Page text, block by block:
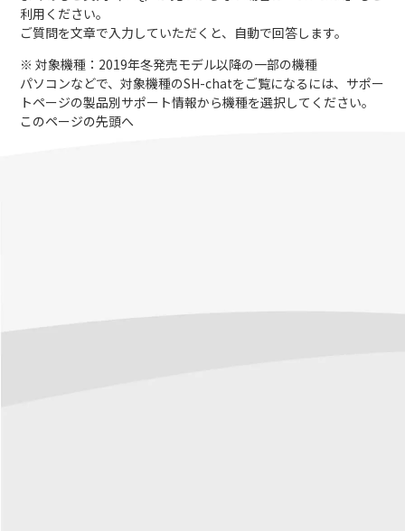
利用ください。
ご質問を文章で入力していただくと、自動で回答します。
※ 対象機種：2019年冬発売モデル以降の一部の機種
パソコンなどで、対象機種のSH-chatをご覧になるには、サポー
トページの製品別サポート情報から機種を選択してください。
このページの先頭へ